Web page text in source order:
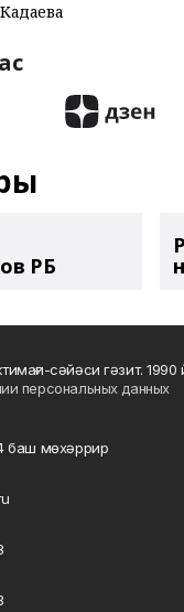
РБ
сәйәси гәзит. 1990
персональных данных
баш мөхәррир